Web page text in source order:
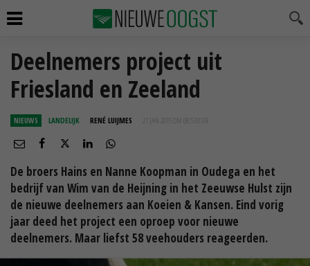
Deelnemers project uit
Friesland en Zeeland
NIEUWS LANDELIJK RENÉ LUIJMES 21 JAN 2015 OM 08:53
De broers Hains en Nanne Koopman in Oudega en het
bedrijf van Wim van de Heijning in het Zeeuwse Hulst zijn
de nieuwe deelnemers aan Koeien & Kansen. Eind vorig
jaar deed het project een oproep voor nieuwe
deelnemers. Maar liefst 58 veehouders reageerden.